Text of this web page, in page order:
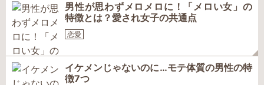
男性が思わずメロメロに！「メロい女」の
特徴とは？愛され女子の共通点
恋愛
イケメンじゃないのに…モテ体質の男性の特
徴7つ